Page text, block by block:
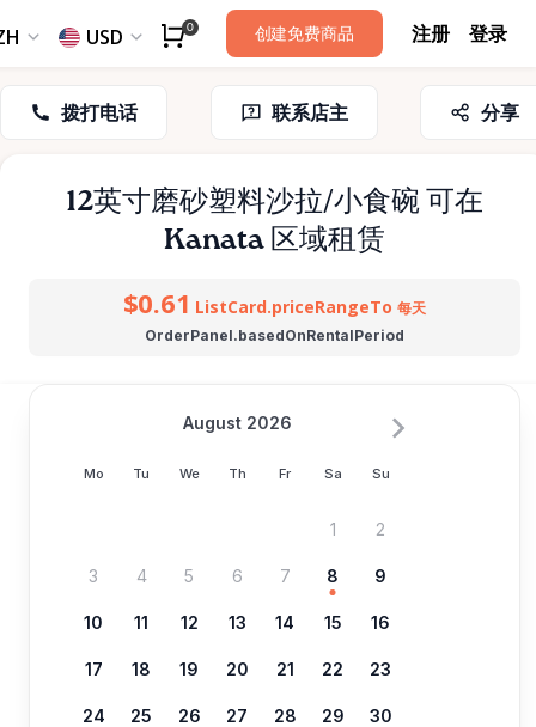
USD 0 创建免费商品 注册 登录
拨打电话 联系店主 分享
12英寸磨砂塑料沙拉​/​小食碗 可在
Kanata 区域租赁
$0.61 ListCard.priceRangeTo 每天
OrderPanel.basedOnRentalPeriod
Mo Tu We Th Fr Sa Su
August 2026
1 2
3 4 5 6 7 8 9
10 11 12 13 14 15 16
17 18 19 20 21 22 23
24 25 26 27 28 29 30